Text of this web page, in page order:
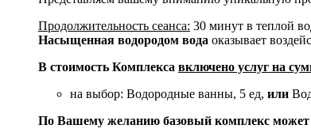
Продолжительность сеанса: 30 минут в теплой
Насыщенная водородом вода оказывает
В стоимость Комплекса включено услуг на
на выбор: Водородные ванны, 5 ед, или
По Вашему желанию базовый комплекс